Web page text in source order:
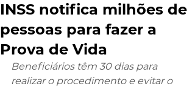
INSS notifica milhões de
pessoas para fazer a
Prova de Vida
Beneficiários têm 30 dias para
realizar o procedimento e evitar o